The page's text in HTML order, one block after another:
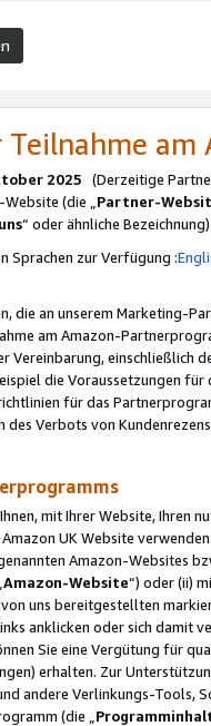
Teilnahme
2025 (Derzeitige
(die „Partner-
uns“ oder ähnliche
Sprachen zur Verfügung :
die an unserem Marketing-
am Amazon-
Vereinbarung, einschließlich
die Voraussetzungen
für das
des Verbots von
mit Ihrer Website, Ihren
UK Website
Amazon-Websites
Amazon-Website“) oder (ii)
uns bereitgestellten
anklicken oder sich damit
Sie eine Vergütung für
erhalten. Zur
andere Verlinkungs-
(die „